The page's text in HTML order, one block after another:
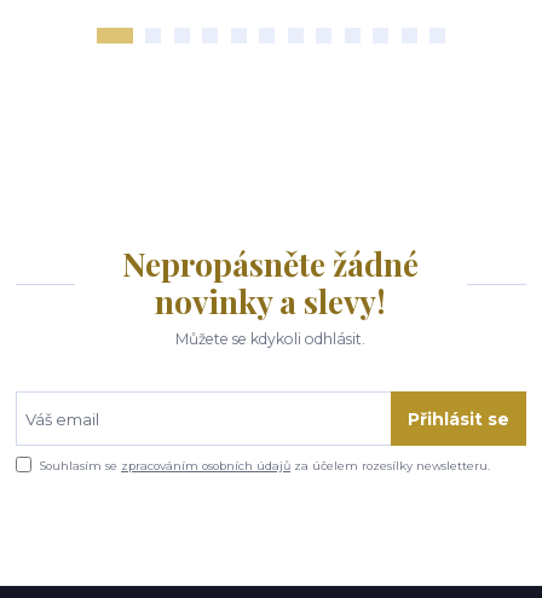
Nepropásněte žádné
novinky a slevy!
Můžete se kdykoli odhlásit.
Přihlásit se
Souhlasím se zpracováním osobních údajů za účelem rozesílky newsletteru.